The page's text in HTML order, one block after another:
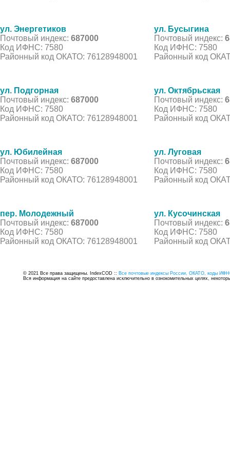
ул. Энергетиков
Почтовый индекс: 687000
Код ИФНС: 7580
Районный код ОКАТО: 76128948001
ул. Бусыгина
Почтовый индекс:
Код ИФНС: 7580
Районный код
ул. Подгорная
Почтовый индекс: 687000
Код ИФНС: 7580
Районный код ОКАТО: 76128948001
ул. Октябрьская
Почтовый индекс:
Код ИФНС: 7580
Районный код
ул. Юбилейная
Почтовый индекс: 687000
Код ИФНС: 7580
Районный код ОКАТО: 76128948001
ул. Луговая
Почтовый индекс:
Код ИФНС: 7580
Районный код
пер. Молодежный
Почтовый индекс: 687000
Код ИФНС: 7580
Районный код ОКАТО: 76128948001
ул. Кусочинская
Почтовый индекс:
Код ИФНС: 7580
Районный код
© 2021 Все права защищены. IndexCOD :: Все почтовые индексы России, ОКАТО, коды
Вся информация на сайте предоставлена исключительно в ознокомительных целях,